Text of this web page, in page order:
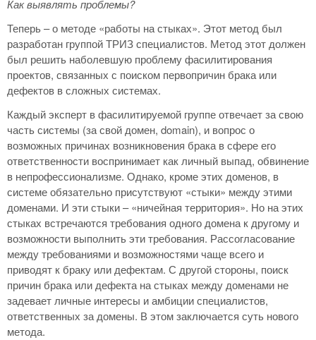
Как выявлять проблемы?
Теперь – о методе «работы на стыках». Этот метод был
разработан группой ТРИЗ специалистов. Метод этот должен
был решить наболевшую проблему фасилитирования
проектов, связанных с поиском первопричин брака или
дефектов в сложных системах.
Каждый эксперт в фасилитируемой группе отвечает за свою
часть системы (за свой домен, domain), и вопрос о
возможных причинах возникновения брака в сфере его
ответственности воспринимает как личный выпад, обвинение
в непрофессионализме. Однако, кроме этих доменов, в
системе обязательно присутствуют «стыки» между этими
доменами. И эти стыки – «ничейная территория». Но на этих
стыках встречаются требования одного домена к другому и
возможности выполнить эти требования. Рассогласование
между требованиями и возможностями чаще всего и
приводят к браку или дефектам. С другой стороны, поиск
причин брака или дефекта на стыках между доменами не
задевает личные интересы и амбиции специалистов,
ответственных за домены. В этом заключается суть нового
метода.